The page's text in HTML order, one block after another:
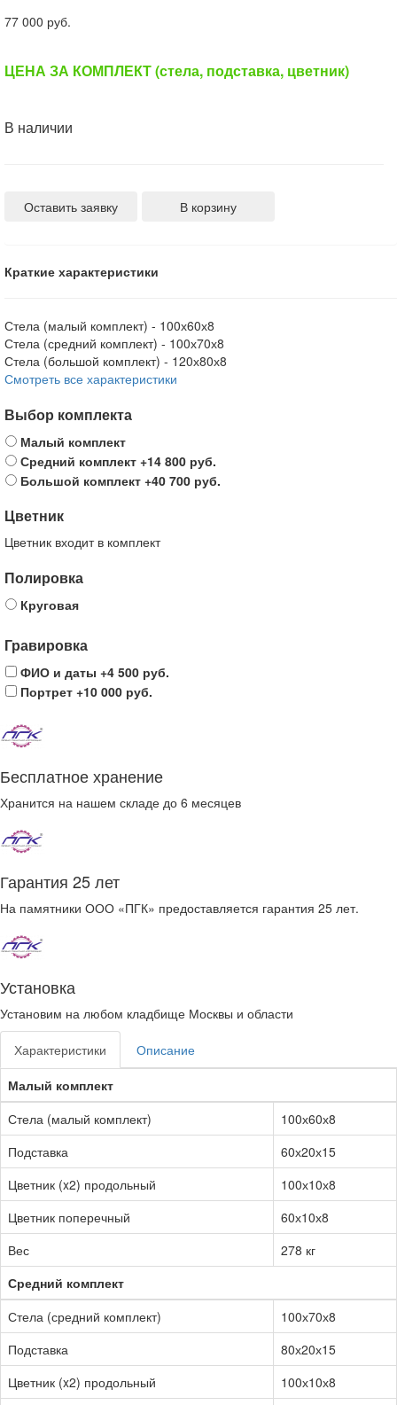
77 000 руб.
ЦЕНА ЗА КОМПЛЕКТ (стела, подставка, цветник)
В наличии
Оставить заявку В корзину
Краткие характеристики
Стела (малый комплект) - 100х60х8
Стела (средний комплект) - 100х70х8
Стела (большой комплект) - 120х80х8
Смотреть все характеристики
Выбор комплекта
Малый комплект
Средний комплект +14 800 руб.
Большой комплект +40 700 руб.
Цветник
Цветник входит в комплект
Полировка
Круговая
Гравировка
ФИО и даты +4 500 руб.
Портрет +10 000 руб.
Бесплатное хранение
Хранится на нашем складе до 6 месяцев
Гарантия 25 лет
На памятники ООО «ПГК» предоставляется гарантия 25 лет.
Установка
Установим на любом кладбище Москвы и области
Характеристики
Описание
Малый комплект
Стела (малый комплект)
100х60х8
Подставка
60х20х15
Цветник (x2) продольный
100х10х8
Цветник поперечный
60х10х8
Вес
278 кг
Средний комплект
Стела (средний комплект)
100х70х8
Подставка
80х20х15
Цветник (x2) продольный
100х10х8